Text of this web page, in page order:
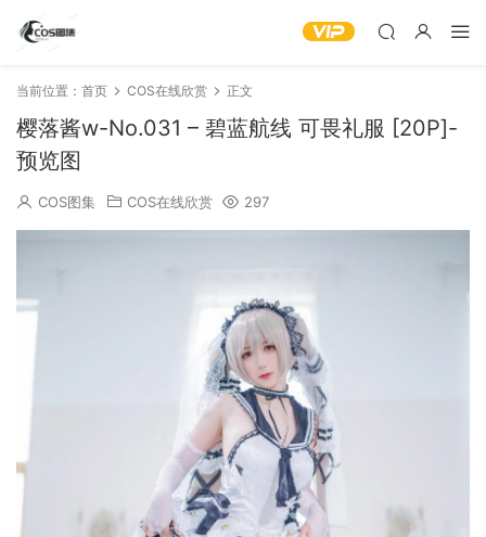
当前位置： 首页 COS在线欣赏 正文
樱落酱w-No.031 – 碧蓝航线 可畏礼服 [20P]-
预览图
COS图集 COS在线欣赏 297